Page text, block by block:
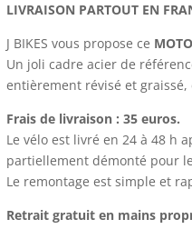
LIVRAISON PARTOUT EN
J BIKES vous propose ce
Un joli cadre acier de
entièrement révisé et
Frais de livraison : 35 euros.
Le vélo est livré en 24 à 48 h
partiellement démonté pour
Le remontage est simple et
Retrait gratuit en mains